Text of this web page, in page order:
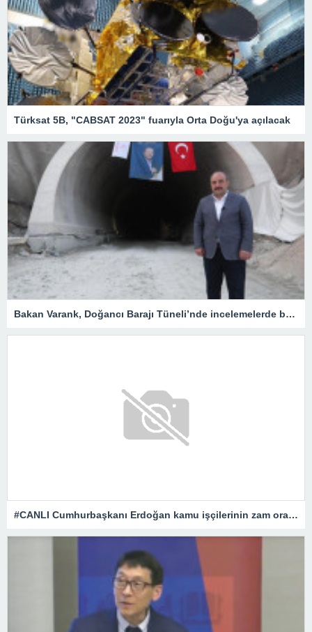
Türksat 5B, "CABSAT 2023" fuarıyla Orta Doğu'ya açılacak
Bakan Varank, Doğancı Barajı Tüneli’nde incelemelerde bulundu
#CANLI Cumhurbaşkanı Erdoğan kamu işçilerinin zam oranını açıklıyor